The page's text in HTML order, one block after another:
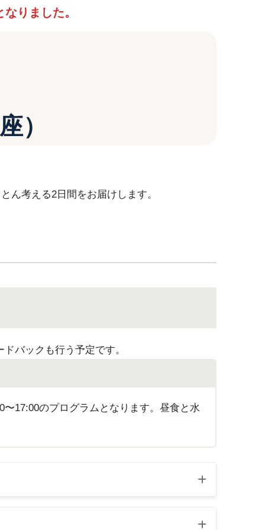
りました。
）
ん考える2日間をお届けします。
バックも行う予定です。
17:00のプログラムとなります。昼食と水